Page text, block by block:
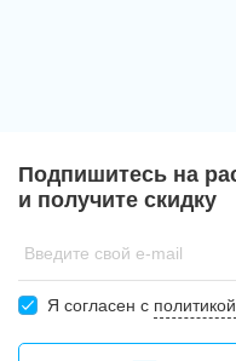
Подпишитесь на
и получите скидку
Введите свой e-mail
Я согласен c